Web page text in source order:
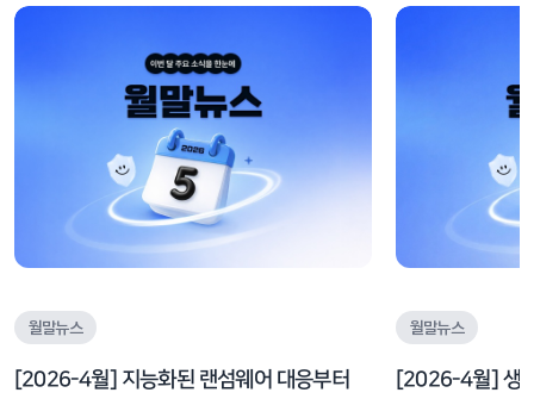
월말뉴스
[2026-4월] 지능화된 랜섬웨어 대응부터
월말뉴스
[2026-4월] 생